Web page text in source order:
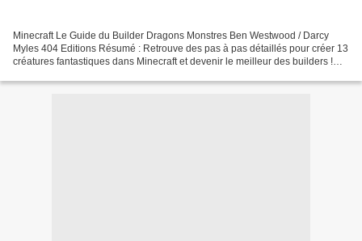
Minecraft Le Guide du Builder Dragons Monstres Ben Westwood / Darcy
Myles 404 Editions Résumé : Retrouve des pas à pas détaillés pour créer 13
créatures fantastiques dans Minecraft et devenir le meilleur des builders !